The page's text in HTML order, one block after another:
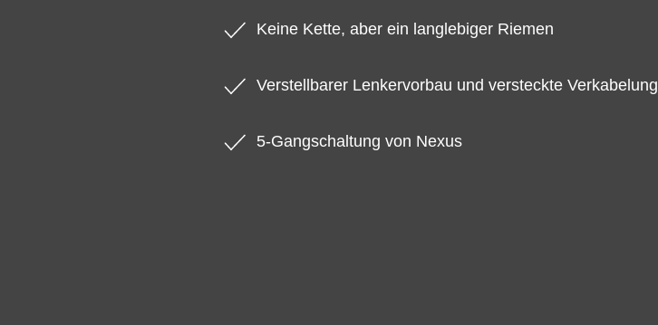
Keine Kette, aber ein langlebiger Riemen
Verstellbarer Lenkervorbau und versteckte Verkabelung
5-Gangschaltung von Nexus